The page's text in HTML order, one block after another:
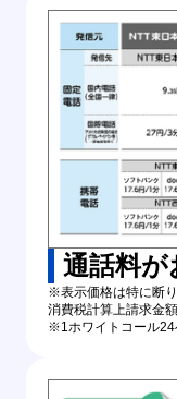
通話料が
※表示価格は特に断
消費税計算上請求金
※1ホワイトコール24